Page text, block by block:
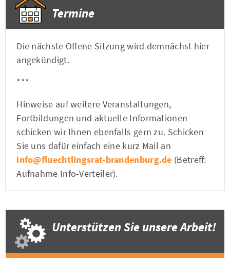
Termine
Die nächste Offene Sitzung wird demnächst hier
angekündigt.
***
Hinweise auf weitere Veranstaltungen,
Fortbildungen und aktuelle Informationen
schicken wir Ihnen ebenfalls gern zu. Schicken
Sie uns dafür einfach eine kurz Mail an
info@fluechtlingsrat-brandenburg.de (Betreff:
Aufnahme Info-Verteiler).
Unterstützen Sie unsere Arbeit!